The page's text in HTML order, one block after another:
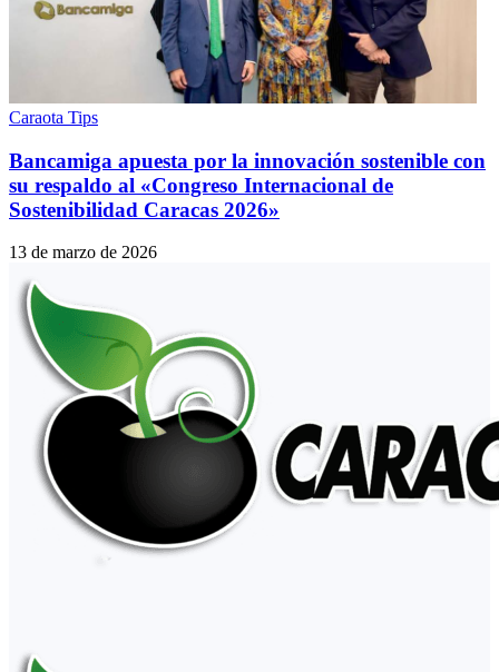
Caraota Tips
Bancamiga apuesta por la innovación sostenible con
su respaldo al «Congreso Internacional de
Sostenibilidad Caracas 2026»
13 de marzo de 2026